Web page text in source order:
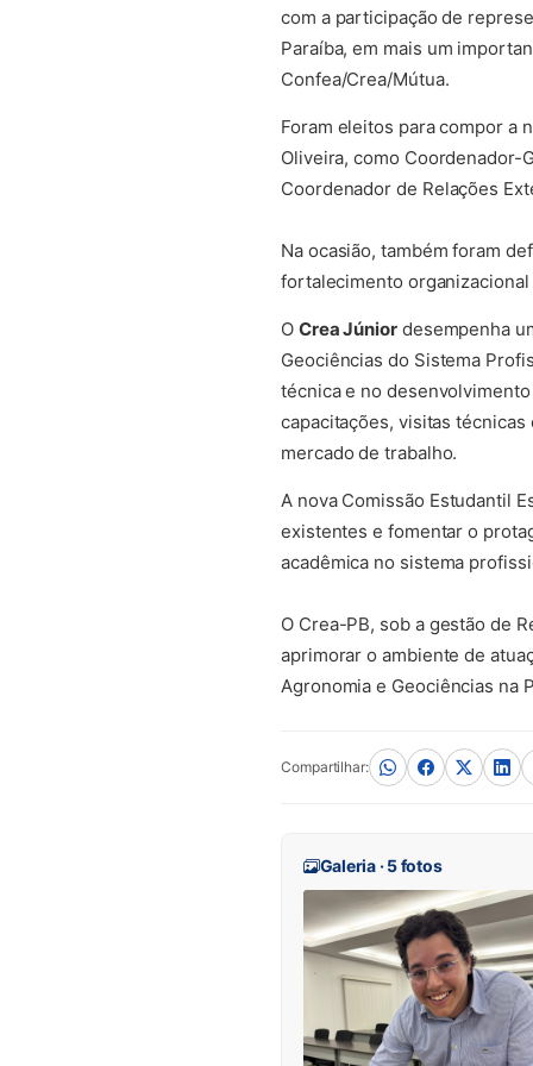
com a participação de
Paraíba, em mais um
Confea/Crea/Mútua.
Foram eleitos para compor a
Oliveira, como Coordenador-
Coordenador de Relações
Na ocasião, também foram
fortalecimento organizacional
O Crea Júniordesempenha
Geociências do Sistema
técnica e no
capacitações, visitas
mercado de trabalho.
A nova Comissão Estudantil
existentes e fomentar o
acadêmica no sistema
O Crea-PB, sob a gestão de
aprimorar o ambiente de
Agronomia e Geociências na
Compartilhar:
Galeria · 5 fotos